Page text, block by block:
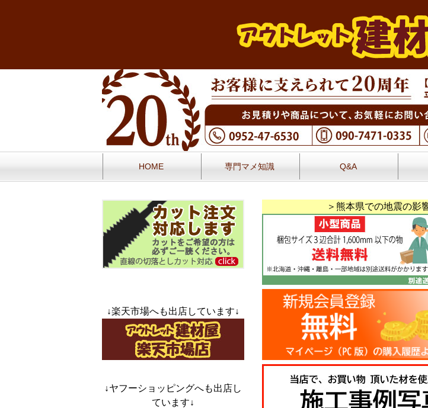
HOME 専門マメ知識 Q&A
＞熊本県での地震の影
↓楽天市場へも出店しています↓
↓ヤフーショッピングへも出店し
ています↓